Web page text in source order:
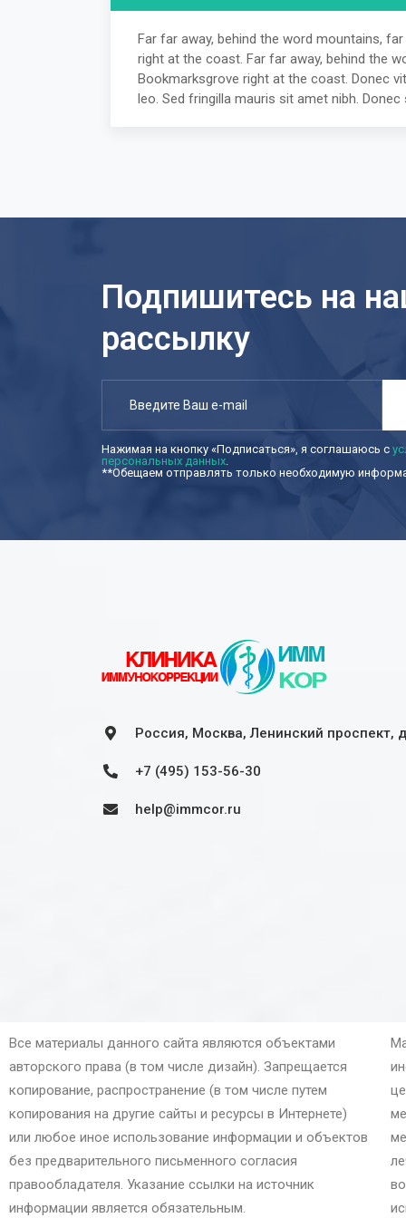
Far far away, behind the word mountains,
right at the coast. Far far away, behind the
Bookmarksgrove right at the coast. Donec
leo. Sed fringilla mauris sit amet nibh.
Подпишитесь на
рассылку
Нажимая на кнопку «Подписаться», я соглашаюсь с
персональных данных.
**Обещаем отправлять только необходимую
Россия, Москва, Ленинский проспект,
+7 (495) 153-56-30
help@immcor.ru
Все материалы данного сайта являются объектами
авторского права (в том числе дизайн). Запрещается
копирование, распространение (в том числе путем
копирования на другие сайты и ресурсы в Интернете)
или любое иное использование информации и объектов
без предварительного письменного согласия
правообладателя. Указание ссылки на источник
информации является обязательным.